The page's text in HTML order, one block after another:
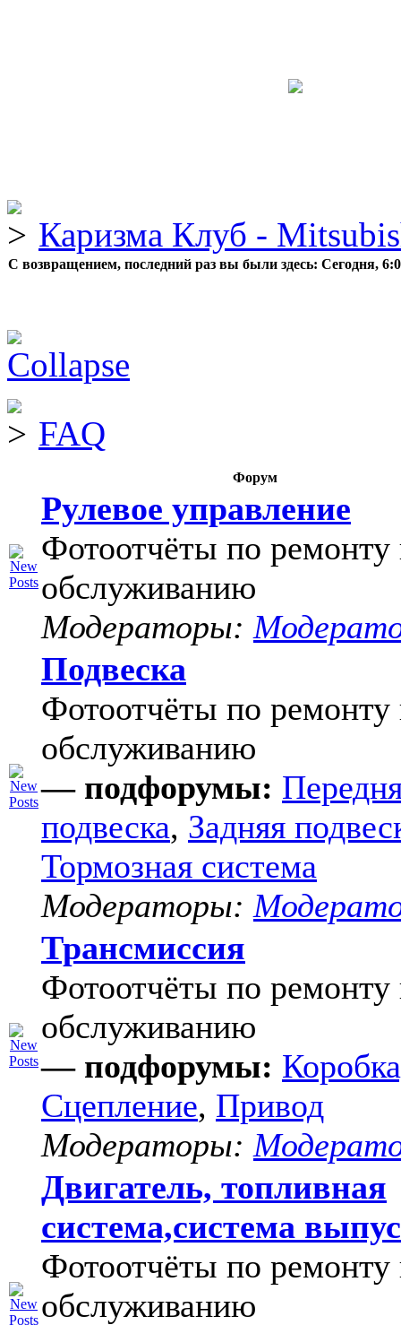
Каризма Клуб -
С возвращением, последний раз вы были здесь: Сегодня,
FAQ
Форум
Рулевое управление
Фотоотчёты по ремонту
обслуживанию
Модераторы:
Подвеска
Фотоотчёты по ремонту
обслуживанию
— подфорумы:
подвеска, Задняя
Тормозная система
Модераторы:
Трансмиссия
Фотоотчёты по ремонту
обслуживанию
— подфорумы:
Сцепление, Привод
Модераторы:
Двигатель, топливная
система,система
Фотоотчёты по ремонту
обслуживанию